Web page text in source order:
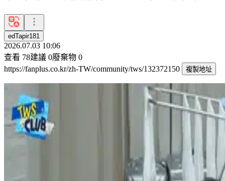
edTapir181
2026.07.03 10:06
查看 78建議 0廢棄物 0
https://fanplus.co.kr/zh-TW/community/tws/132372150
複製地址